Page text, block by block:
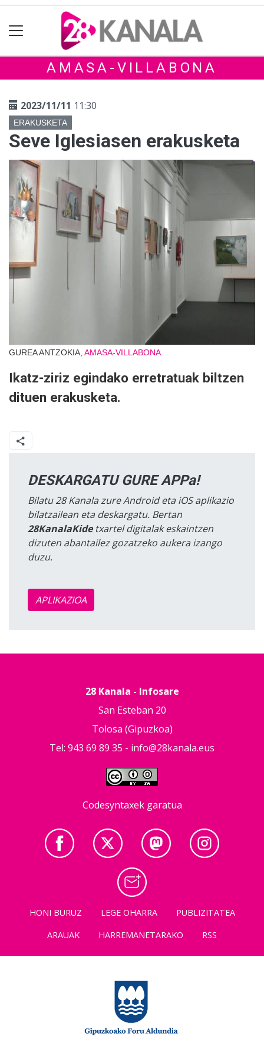
AMASA-VILLABONA
2023/11/11 11:30
ERAKUSKETA
Seve Iglesiasen erakusketa
GUREA ANTZOKIA, AMASA-VILLABONA
Ikatz-ziriz egindako erretratuak biltzen
dituen erakusketa.
DESKARGATU GURE APPa!
Bilatu 28 Kanala zure Android eta iOS aplikazio
bilatzailean eta deskargatu. Bertan
28KanalaKidetxartel digitalak eskaintzen
dizuten abantailez gozatzeko aukera izango
duzu.
APLIKAZIOA
28 Kanala - Infosare
San Esteban 20
Tolosa (Gipuzkoa)
Tel: 943 69 89 35 - info@28kanala.eus
Codesyntaxek garatua
HONI BURUZ LEGE OHARRA
PUBLIZITATEA
ARAUAK
HARREMANETARAKO RSS